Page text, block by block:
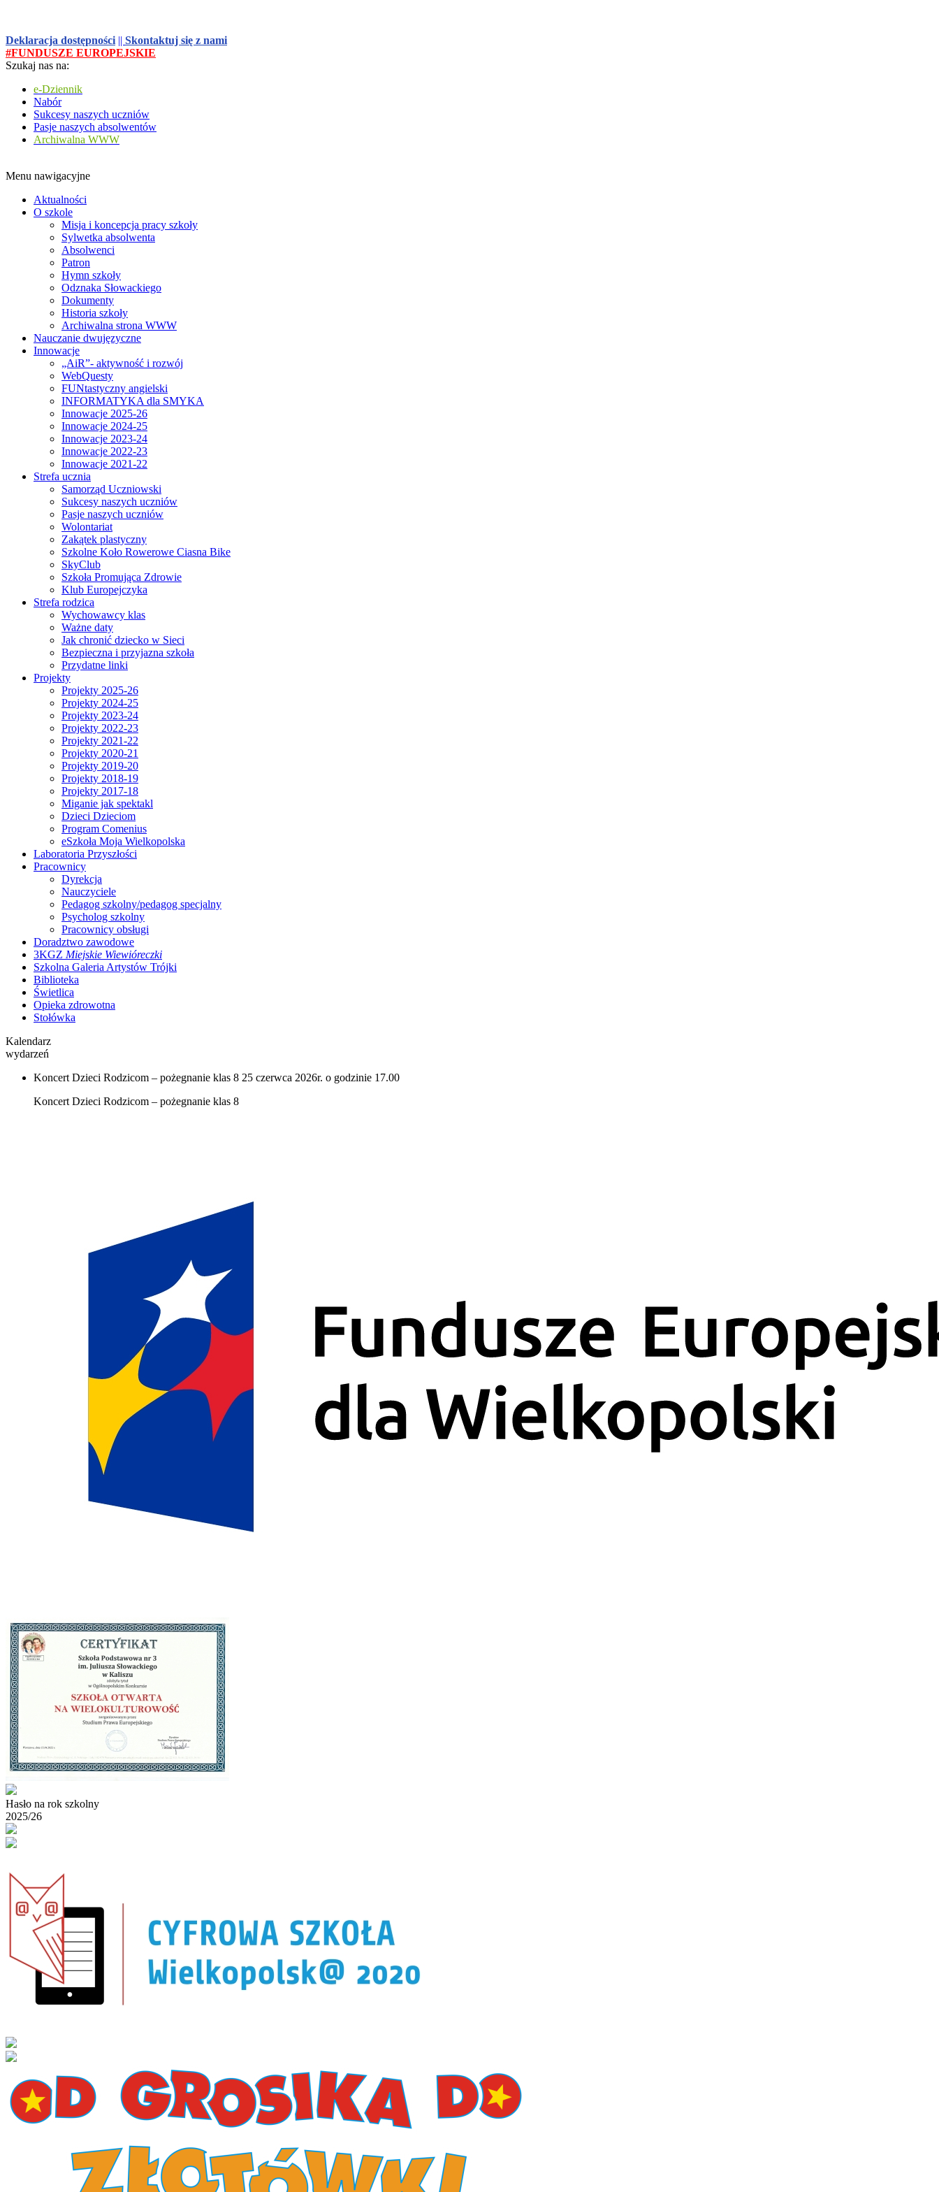
Deklaracja dostępności || Skontaktuj się z nami
#FUNDUSZE EUROPEJSKIE
Szukaj nas na:
e-Dziennik
Nabór
Sukcesy naszych uczniów
Pasje naszych absolwentów
Archiwalna WWW
Menu nawigacyjne
Aktualności
O szkole
Misja i koncepcja pracy szkoły
Sylwetka absolwenta
Absolwenci
Patron
Hymn szkoły
Odznaka Słowackiego
Dokumenty
Historia szkoły
Archiwalna strona WWW
Nauczanie dwujęzyczne
Innowacje
„AiR”- aktywność i rozwój
WebQuesty
FUNtastyczny angielski
INFORMATYKA dla SMYKA
Innowacje 2025-26
Innowacje 2024-25
Innowacje 2023-24
Innowacje 2022-23
Innowacje 2021-22
Strefa ucznia
Samorząd Uczniowski
Sukcesy naszych uczniów
Pasje naszych uczniów
Wolontariat
Zakątek plastyczny
Szkolne Koło Rowerowe Ciasna Bike
SkyClub
Szkoła Promująca Zdrowie
Klub Europejczyka
Strefa rodzica
Wychowawcy klas
Ważne daty
Jak chronić dziecko w Sieci
Bezpieczna i przyjazna szkoła
Przydatne linki
Projekty
Projekty 2025-26
Projekty 2024-25
Projekty 2023-24
Projekty 2022-23
Projekty 2021-22
Projekty 2020-21
Projekty 2019-20
Projekty 2018-19
Projekty 2017-18
Miganie jak spektakl
Dzieci Dzieciom
Program Comenius
eSzkoła Moja Wielkopolska
Laboratoria Przyszłości
Pracownicy
Dyrekcja
Nauczyciele
Pedagog szkolny/pedagog specjalny
Psycholog szkolny
Pracownicy obsługi
Doradztwo zawodowe
3KGZ Miejskie Wiewióreczki
Szkolna Galeria Artystów Trójki
Biblioteka
Świetlica
Opieka zdrowotna
Stołówka
Kalendarz
wydarzeń
Koncert Dzieci Rodzicom – pożegnanie klas 8 25 czerwca 2026r. o godzinie 17.00
Koncert Dzieci Rodzicom – pożegnanie klas 8
Hasło na rok szkolny
2025/26